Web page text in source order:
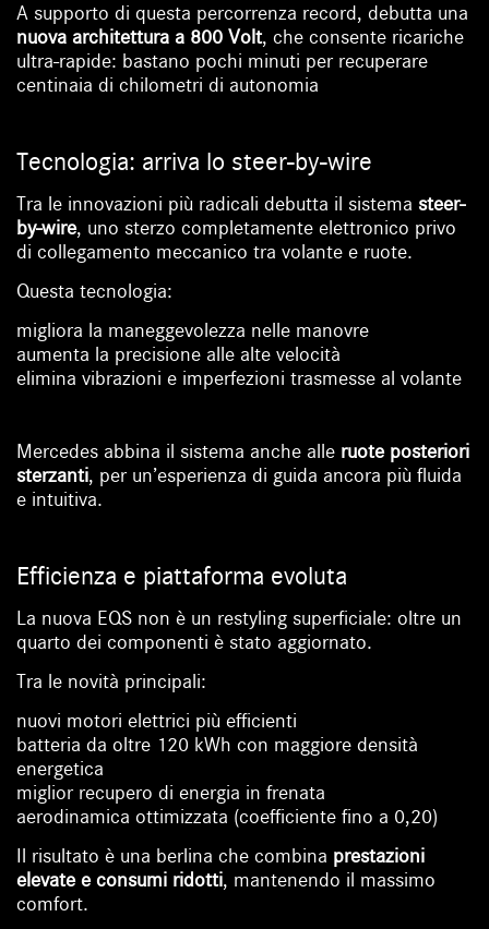
A supporto di questa percorrenza record, debutta una
nuova architettura a 800 Volt, che consente ricariche
ultra-rapide: bastano pochi minuti per recuperare
centinaia di chilometri di autonomia
Tecnologia: arriva lo steer-by-wire
Tra le innovazioni più radicali debutta il sistemasteer-
by-wire, uno sterzo completamente elettronico privo
di collegamento meccanico tra volante e ruote.
Questa tecnologia:
migliora la maneggevolezza nelle manovre
aumenta la precisione alle alte velocità
elimina vibrazioni e imperfezioni trasmesse al volante
Mercedes abbina il sistema anche alle ruote posteriori
sterzanti, per un’esperienza di guida ancora più fluida
e intuitiva.
Efficienza e piattaforma evoluta
La nuova EQS non è un restyling superficiale: oltre un
quarto dei componenti è stato aggiornato.
Tra le novità principali:
nuovi motori elettrici più efficienti
batteria da oltre 120 kWh con maggiore densità
energetica
miglior recupero di energia in frenata
aerodinamica ottimizzata (coefficiente fino a 0,20)
Il risultato è una berlina che combina prestazioni
elevate e consumi ridotti, mantenendo il massimo
comfort.